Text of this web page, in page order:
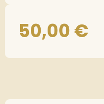
50,00€